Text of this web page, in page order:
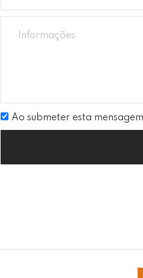
Ao submeter esta